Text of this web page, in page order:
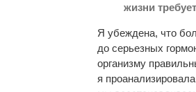
жизни
Я убеждена, что
до серьезных
организму
я